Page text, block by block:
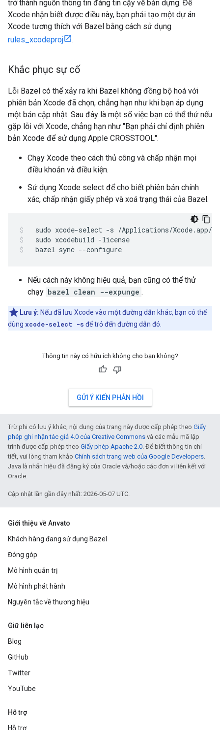
trở thành nguồn thông tin đáng tin cậy về bản dựng. Để
Xcode nhận biết được điều này, bạn phải tạo một dự án
Xcode tương thích với Bazel bằng cách sử dụng
rules_xcodeproj
.
Khắc phục sự cố
Lỗi Bazel có thể xảy ra khi Bazel không đồng bộ hoá với
phiên bản Xcode đã chọn, chẳng hạn như khi bạn áp dụng
một bản cập nhật. Sau đây là một số việc bạn có thể thử nếu
gặp lỗi với Xcode, chẳng hạn như "Bạn phải chỉ định phiên
bản Xcode để sử dụng Apple CROSSTOOL".
Chạy Xcode theo cách thủ công và chấp nhận mọi
điều khoản và điều kiện.
Sử dụng Xcode select để cho biết phiên bản chính
xác, chấp nhận giấy phép và xoá trạng thái của Bazel.
sudo xcode-select -s /Applications/Xcode.app/
sudo xcodebuild -license
bazel sync --configure
Nếu cách này không hiệu quả, bạn cũng có thể thử
chạy bazel clean --expunge .
Lưu ý: Nếu đã lưu Xcode vào một đường dẫn khác, bạn có thể
dùng xcode-select -s để trỏ đến đường dẫn đó.
Thông tin này có hữu ích không cho bạn không?
GỬI Ý KIẾN PHẢN HỒI
Trừ phi có lưu ý khác, nội dung của trang này được cấp phép theo Giấy
phép ghi nhận tác giả 4.0 của Creative Commons và các mẫu mã lập
trình được cấp phép theo Giấy phép Apache 2.0. Để biết thông tin chi
tiết, vui lòng tham khảo Chính sách trang web của Google Developers.
Java là nhãn hiệu đã đăng ký của Oracle và/hoặc các đơn vị liên kết với
Oracle.
Cập nhật lần gần đây nhất: 2026-05-07 UTC.
Giới thiệu về Anvato
Khách hàng đang sử dụng Bazel
Đóng góp
Mô hình quản trị
Mô hình phát hành
Nguyên tắc về thương hiệu
Giữ liên lạc
Blog
GitHub
Twitter
YouTube
Hỗ trợ
Hỗ trợ